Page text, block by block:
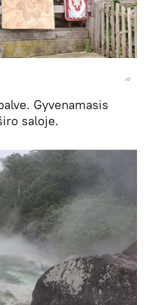
Gyvenamasis
saloje.